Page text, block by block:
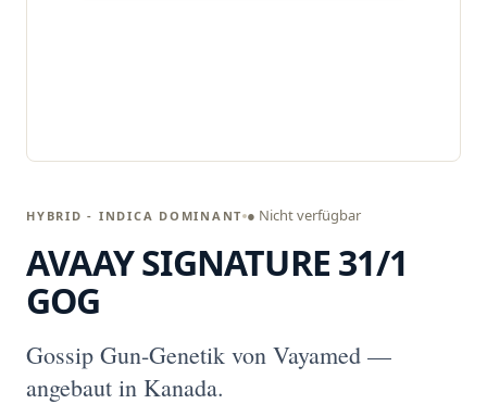
HYBRID - INDICA DOMINANT ● Nicht verfügbar
AVAAY SIGNATURE 31/1
GOG
Gossip Gun-Genetik von Vayamed —
angebaut in Kanada.